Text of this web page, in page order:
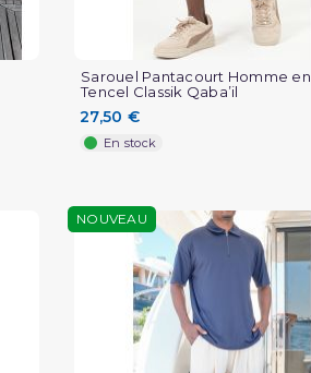
Sarouel Pantacourt Homme en
Tencel Classik Qaba’il
27,50 €
En stock
NOUVEAU